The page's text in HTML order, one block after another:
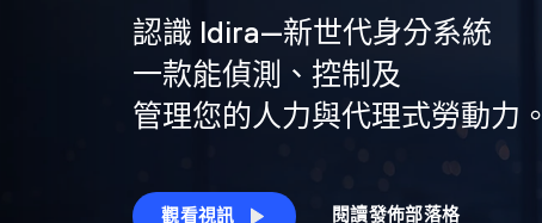
認識 Idira—新世代身分系統
一款能偵測、控制及
管理您的人力與代理式勞動力。
觀看視訊 閱讀發佈部落格